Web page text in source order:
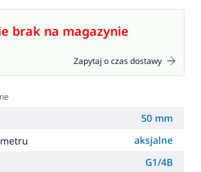
brak na magazynie
Zapytaj o czas dostawy
50 mm
aksjalne
G1/4B